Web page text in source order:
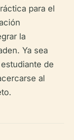
para el
la
Ya sea
de
al